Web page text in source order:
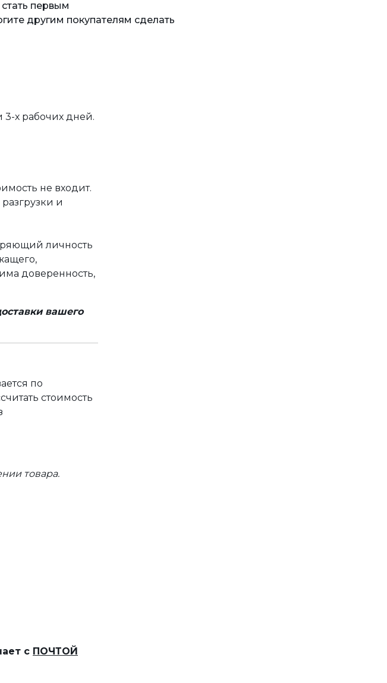
первым
другим покупателям сделать
3-х рабочих дней.
не входит.
и
личность
доверенность,
вашего
по
стоимость
товара.
с ПОЧТОЙ